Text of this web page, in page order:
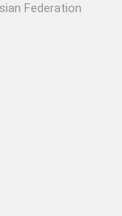
Federation